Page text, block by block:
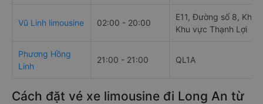
Vũ Linh limousine 02:00 - 20:00
E11, Đường số 8, Khu
Khu vực Thạnh Lợi
Phương Hồng
Linh
21:00 - 21:00 QL1A
Cách đặt vé xe limousine đi Long An từ